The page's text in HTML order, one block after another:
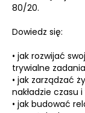
80/20.
Dowiedz się:
• jak rozwijać
trywialne
• jak zarządzać
nakładzie czasu i
• jak budować